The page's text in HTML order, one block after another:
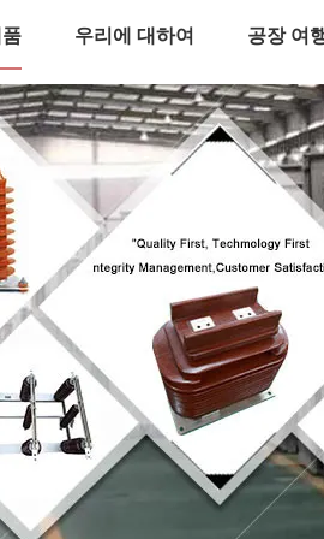
우리에 대하여 공장 여